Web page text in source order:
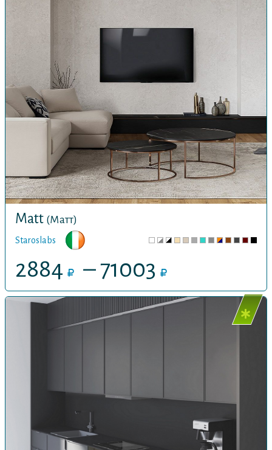
Matt (Матт)
Staroslabs
2884 – 71003